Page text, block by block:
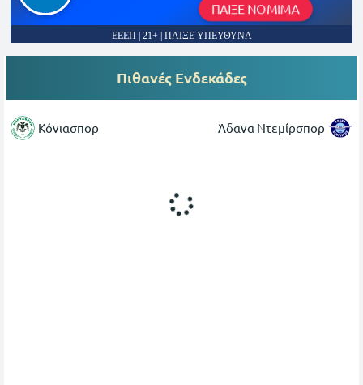
ΠΑΙΞΕ ΝΟΜΙΜΑ
ΕΕΕΠ | 21+ | ΠΑΙΞΕ ΥΠΕΥΘΥΝΑ
Πιθανές Ενδεκάδες
Κόνιασπορ Άδανα Ντεμίρσπορ